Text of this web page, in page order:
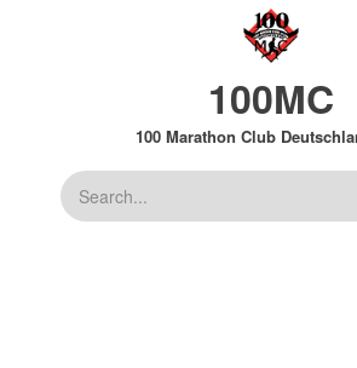
100MC
100 Marathon Club
Suche